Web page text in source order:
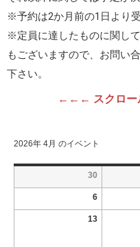
※予約は2か月前の1日より
※定員に達したものに関し
もございますので、お問い
下さい。
←←← スクロー
2026年 4月 のイベント
30
6
13